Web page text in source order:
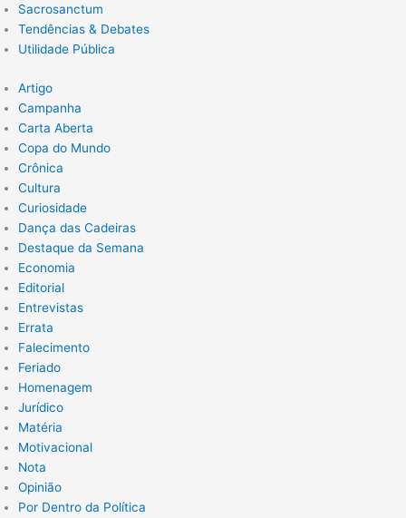
Sacrosanctum
Tendências & Debates
Utilidade Pública
Artigo
Campanha
Carta Aberta
Copa do Mundo
Crônica
Cultura
Curiosidade
Dança das Cadeiras
Destaque da Semana
Economia
Editorial
Entrevistas
Errata
Falecimento
Feriado
Homenagem
Jurídico
Matéria
Motivacional
Nota
Opinião
Por Dentro da Política